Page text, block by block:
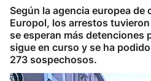
Según la agencia europea
Europol, los arrestos
se esperan más detenciones
sigue en curso y se ha
273 sospechosos.